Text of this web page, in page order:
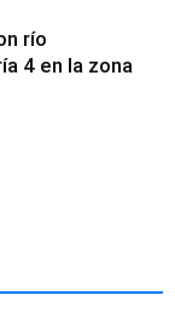
río
4 en la zona